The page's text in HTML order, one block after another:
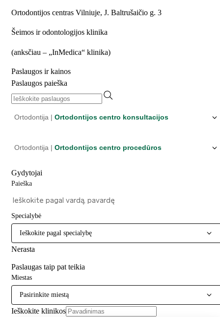
Ortodontijos centras Vilniuje, J. Baltrušaičio g. 3
Šeimos ir odontologijos klinika
(anksčiau – „InMedica“ klinika)
Paslaugos ir kainos
Paslaugos paieška
Ortodontija | Ortodontijos centro konsultacijos
Ortodontija | Ortodontijos centro procedūros
Gydytojai
Paieška
Specialybė
Ieškokite pagal specialybę
Nerasta
Paslaugas taip pat teikia
Miestas
Pasirinkite miestą
Ieškokite klinikos